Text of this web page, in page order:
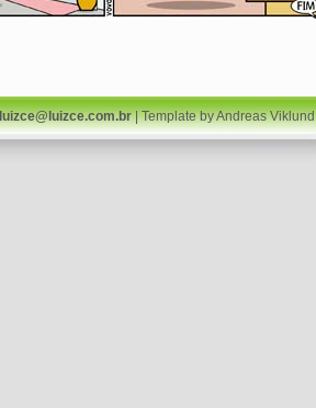
| Template by Andreas Viklund